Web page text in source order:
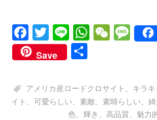
Fa
ce
bo
ok
T
wi
tte
r
Li
ne
W
A
pp
W
ha
t
M
es
ge
Save
アメリカ産ロードクロサイト キラキ
イト 、 可愛らしい、 素敵、 素晴らしい、
色、 輝き 、 高品質、 魅力